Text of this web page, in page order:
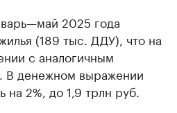
2025 года
(189 тыс. ДДУ), что на
с аналогичным
В денежном выражении
на 2%, до 1,9 трлн руб.